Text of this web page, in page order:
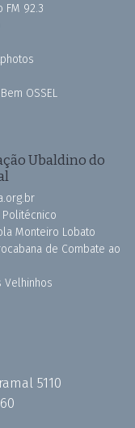
FM 92.3
OSSEL
Ubaldino do
Monteiro Lobato
de Combate ao
Velhinhos
5110